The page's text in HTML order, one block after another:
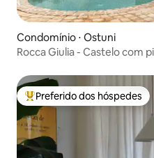
Condomínio ⋅ Ostuni
Rocca Giulia - Castelo com
Entre os melhores preferidos
Preferido dos hóspedes